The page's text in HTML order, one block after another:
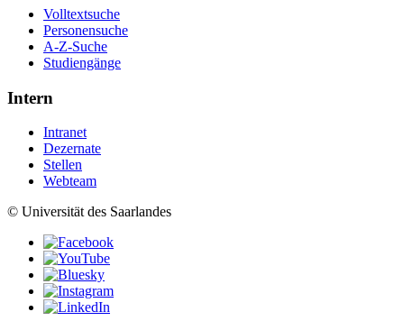
Volltextsuche
Personensuche
A-Z-Suche
Studiengänge
Intern
Intranet
Dezernate
Stellen
Webteam
© Universität des Saarlandes